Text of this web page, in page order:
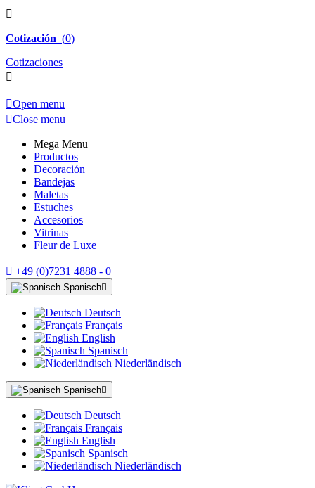

Cotización (0)
Cotizaciones

Open menu
Close menu
Mega Menu
Productos
Decoración
Bandejas
Maletas
Estuches
Accesorios
Vitrinas
Fleur de Luxe
 +49 (0)7231 4888 - 0
Spanisch
Deutsch
Français
English
Spanisch
Niederländisch
Spanisch
Deutsch
Français
English
Spanisch
Niederländisch